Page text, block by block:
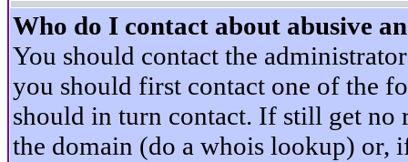
Who do I contact about abusive
You should contact the
you should first contact one of the
should in turn contact. If still get no
the domain (do a whois lookup) or,